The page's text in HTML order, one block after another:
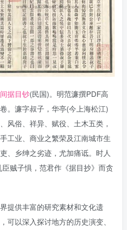
据目钞(民国)。明范濂撰PDF高
。濂字叔子，华亭(今上海松江)
风俗、祥异、赋役、土木五类，
工业、商业之繁荣及江南城市生
、乡绅之劣迹，尤加痛诋。时人
贼子惧，范君作《据目抄》而贪
提供丰富的研究素材和文化遗
可以深入探讨地方的历史演变、